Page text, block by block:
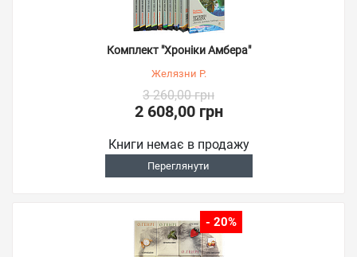
Комплект "Хроніки Амбера"
Желязни Р.
3 260,00 грн
2 608,00 грн
Книги немає в продажу
Переглянути
- 20%